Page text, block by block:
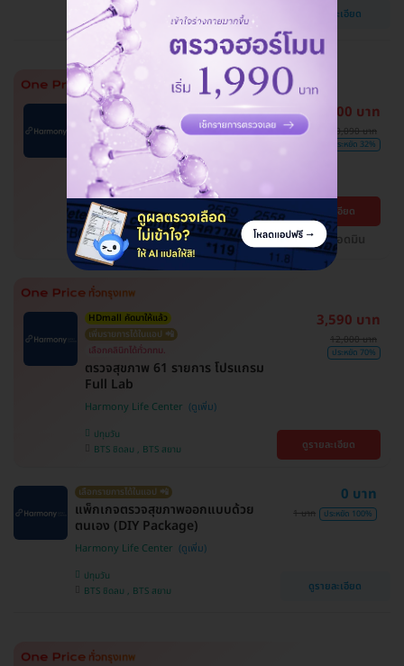
ปทุมวัน
ดูรายละเอียด
การันตีราคาสุดคุ้ม
ผ่อน 0% 4 เดือน
ตรวจคัดกรองความเสี่ยงโรคหัวใจและ
หลอดเลือดเบื้องต้น (ตรวจค่า
TMAO)
Harmony Life Center
ปทุมวัน
BTS ชิดลม , BTS สยาม
6,900 บาท
10,090 บาท
ประหยัด 32%
ดูรายละเอียด
แชทกับแอดมิน
HDmall คัดมาให้แล้ว
เพิ่มรายการได้ในแอป 📲
เลือกคลินิกได้ทั่วกทม.
ตรวจสุขภาพ 61 รายการ โปรแกรม
Full Lab
Harmony Life Center
ปทุมวัน
BTS ชิดลม , BTS สยาม
3,590 บาท
12,000 บาท
ประหยัด 70%
ดูรายละเอียด
เลือกรายการได้ในแอป 📲
แพ็กเกจตรวจสุขภาพออกแบบด้วย
ตนเอง (DIY Package)
Harmony Life Center
ปทุมวัน
BTS ชิดลม , BTS สยาม
0 บาท
1 บาท ประหยัด 100%
ดูรายละเอียด